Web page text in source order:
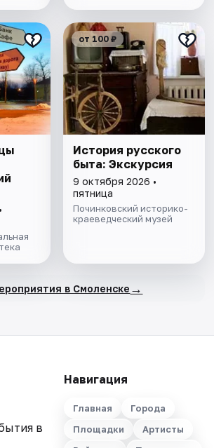
от 100 ₽
История русского
быта: Экскурсия
9 октября 2026 •
пятница
Починковский историко-
краеведческий музей
в Смоленске →
в
Навигация
Главная
Города
Площадки
Артисты